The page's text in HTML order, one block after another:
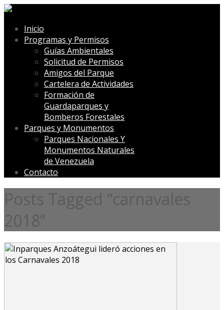
Inicio
Programas y Permisos
Guías Ambientales
Solicitud de Permisos
Amigos del Parque
Cartelera de Actividades
Formación de
Guardaparques y
Bomberos Forestales
Parques y Monumentos
Parques Nacionales Y
Monumentos Naturales
de Venezuela
Contacto
Posts Tagged “carnavales
2018”